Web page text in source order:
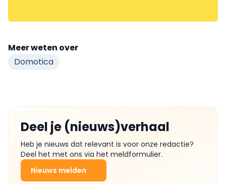
Meer weten over
Domotica
Deel je (nieuws)verhaal
Heb je nieuws dat relevant is voor onze redactie?
Deel het met ons via het meldformulier.
Nieuws melden